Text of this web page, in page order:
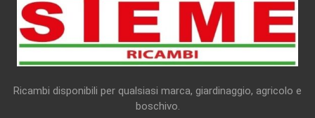
Ricambi disponibili per qualsiasi marca, giardinaggio, agricolo e
boschivo.